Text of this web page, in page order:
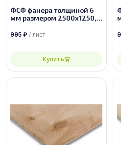
ФСФ фанера толщиной 6
мм размером 2500х1250,
995 ₽ / лист
Купить